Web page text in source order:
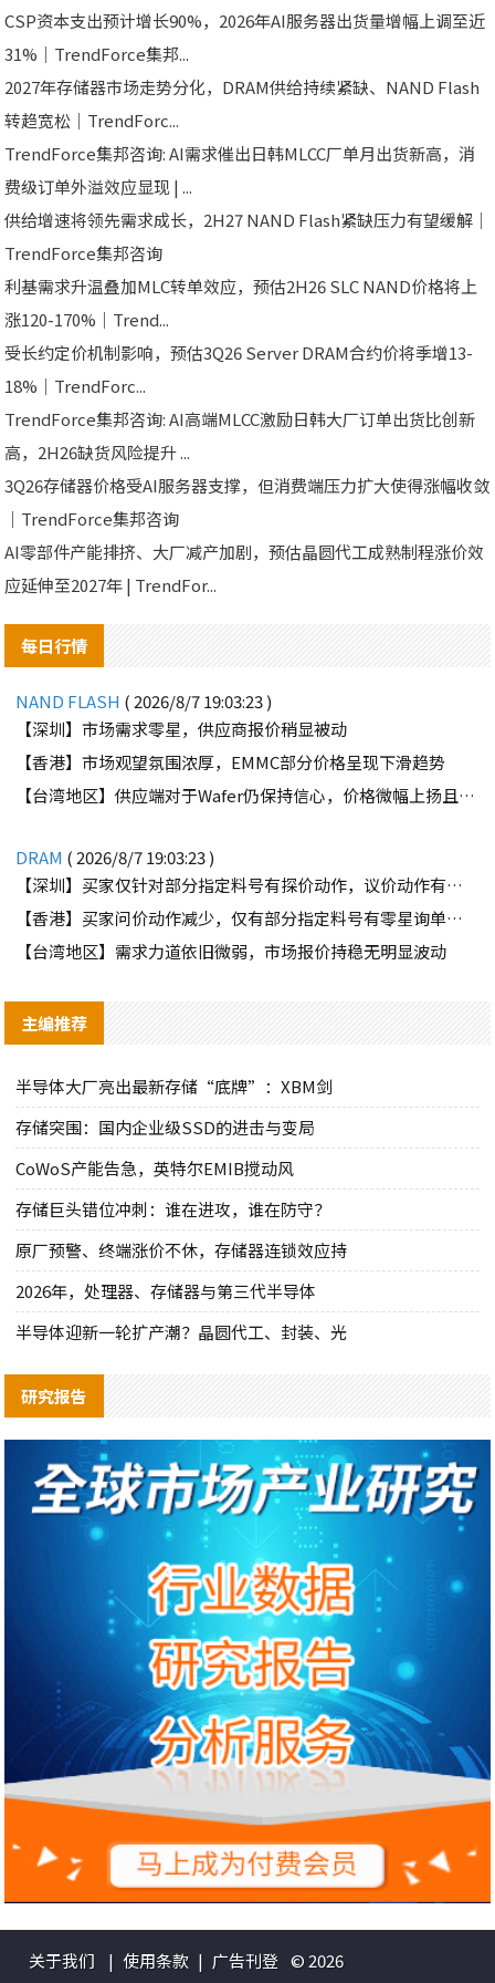
CSP资本支出预计增长90%，2026年AI服务器出货量增幅上调至近
31%｜TrendForce集邦...
2027年存储器市场走势分化，DRAM供给持续紧缺、NAND Flash
转趋宽松｜TrendForc...
TrendForce集邦咨询: AI需求催出日韩MLCC厂单月出货新高，消
费级订单外溢效应显现 | ...
供给增速将领先需求成长，2H27 NAND Flash紧缺压力有望缓解｜
TrendForce集邦咨询
利基需求升温叠加MLC转单效应，预估2H26 SLC NAND价格将上
涨120-170%｜Trend...
受长约定价机制影响，预估3Q26 Server DRAM合约价将季增13-
18%｜TrendForc...
TrendForce集邦咨询: AI高端MLCC激励日韩大厂订单出货比创新
高，2H26缺货风险提升 ...
3Q26存储器价格受AI服务器支撑，但消费端压力扩大使得涨幅收敛
｜TrendForce集邦咨询
AI零部件产能排挤、大厂减产加剧，预估晶圆代工成熟制程涨价效
应延伸至2027年 | TrendFor...
每日行情
NAND FLASH ( 2026/8/7 19:03:23 )
【深圳】市场需求零星，供应商报价稍显被动
【香港】市场观望氛围浓厚，EMMC部分价格呈现下滑趋势
【台湾地区】供应端对于Wafer仍保持信心，价格微幅上扬且惜售态度不变
DRAM ( 2026/8/7 19:03:23 )
【深圳】买家仅针对部分指定料号有探价动作，议价动作有所减少
【香港】买家问价动作减少，仅有部分指定料号有零星询单动作
【台湾地区】需求力道依旧微弱，市场报价持稳无明显波动
主编推荐
半导体大厂亮出最新存储“底牌”：XBM剑
存储突围：国内企业级SSD的进击与变局
CoWoS产能告急，英特尔EMIB搅动风
存储巨头错位冲刺：谁在进攻，谁在防守？
原厂预警、终端涨价不休，存储器连锁效应持
2026年，处理器、存储器与第三代半导体
半导体迎新一轮扩产潮？晶圆代工、封装、光
研究报告
关于我们 | 使用条款 | 广告刊登 © 2026